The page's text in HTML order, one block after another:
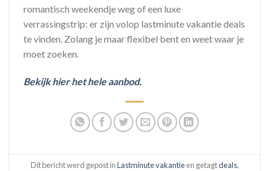
romantisch weekendje weg of een luxe
verrassingstrip: er zijn volop lastminute vakantie deals
te vinden. Zolang je maar flexibel bent en weet waar je
moet zoeken.
Bekijk hier het hele aanbod.
Dit bericht werd gepost inLastminute vakantieen getagtdeals,